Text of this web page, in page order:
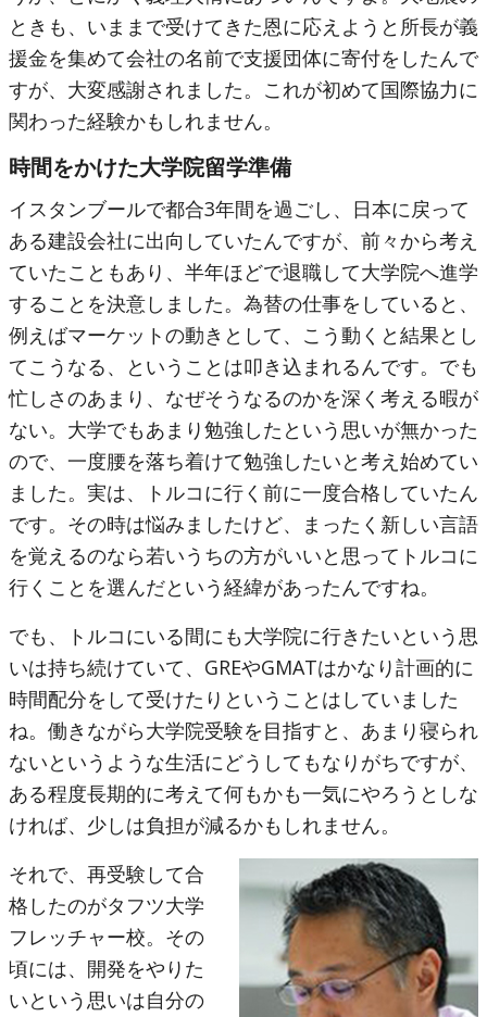
ときも、いままで受けてきた恩に応えようと所長が義
援金を集めて会社の名前で支援団体に寄付をしたんで
すが、大変感謝されました。これが初めて国際協力に
関わった経験かもしれません。
時間をかけた大学院留学準備
イスタンブールで都合3年間を過ごし、日本に戻って
ある建設会社に出向していたんですが、前々から考え
ていたこともあり、半年ほどで退職して大学院へ進学
することを決意しました。為替の仕事をしていると、
例えばマーケットの動きとして、こう動くと結果とし
てこうなる、ということは叩き込まれるんです。でも
忙しさのあまり、なぜそうなるのかを深く考える暇が
ない。大学でもあまり勉強したという思いが無かった
ので、一度腰を落ち着けて勉強したいと考え始めてい
ました。実は、トルコに行く前に一度合格していたん
です。その時は悩みましたけど、まったく新しい言語
を覚えるのなら若いうちの方がいいと思ってトルコに
行くことを選んだという経緯があったんですね。
でも、トルコにいる間にも大学院に行きたいという思
いは持ち続けていて、GREやGMATはかなり計画的に
時間配分をして受けたりということはしていました
ね。働きながら大学院受験を目指すと、あまり寝られ
ないというような生活にどうしてもなりがちですが、
ある程度長期的に考えて何もかも一気にやろうとしな
ければ、少しは負担が減るかもしれません。
それで、再受験して合
格したのがタフツ大学
フレッチャー校。その
頃には、開発をやりた
いという思いは自分の